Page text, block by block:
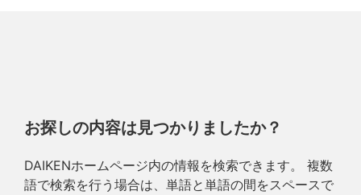
お探しの内容は見つかりましたか？
DAIKENホームページ内の情報を検索できます。 複数
語で検索を行う場合は、単語と単語の間をスペースで